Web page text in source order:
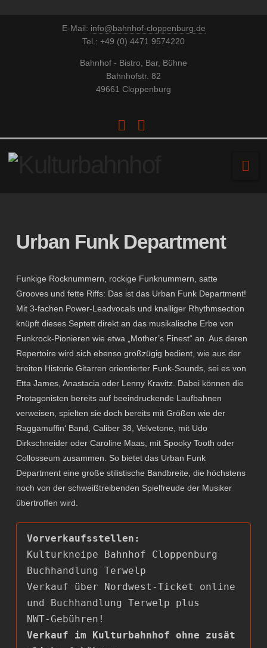
E-Mail: info@bahnhof-cloppenburg.de
Tel.: +49 (0) 4471 9574220
Bahnhof - Bistro, Bar, Bühne
Bahnhofstr. 82
49661 Cloppenburg
Facebook
YouTube
Urban Funk Department
Funkige Rocknummern, rockige Funknummern, satte
Grooves und fette Riffs: Das ist das Urban Funk Department!
Mit 3-fachen Power-Leadvocals und knalliger Rhythmsection
knüpft dieses Septett direkt an das musikalische Erbe von
Funkrock-Pionieren wie etwa „Mother’s Finest“ an. Aus deren
Repertoire wird sich ebenso großzügig bedient, wie aus der
breiten Historie Gitarren orientierter Funk-Sounds, sei es von
Etta James, Anastacia oder Lenny Kravitz. Dabei können die
Protagonisten bereits auf beeindruckende Laufbahnen
verweisen, spielten sie doch bereits mit Größen wie der
Raggamuffin‘ Band, Caliber 38, Velvetone, mit Udo
Dirkschneider oder Caroline Maas, mit Spooky Tooth oder
Collosseum zusammen. So bietet das Urban Funk
Department eine große stilistische Bandbreite, die höchstens
noch von der schweißtreibenden Spielfreude der Musiker
übertroffen wird.
Kulturkneipe Bahnhof Cloppenburg
Buchhandlung Terwelp
Verkauf über Nordwest-Ticket online
und Buchhandlung Terwelp plus
Verkauf im Kulturbahnhof ohne zusät